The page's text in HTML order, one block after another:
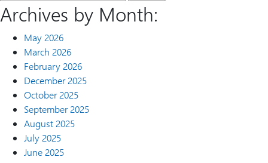
Archives by Month:
May 2026
March 2026
February 2026
December 2025
October 2025
September 2025
August 2025
July 2025
June 2025